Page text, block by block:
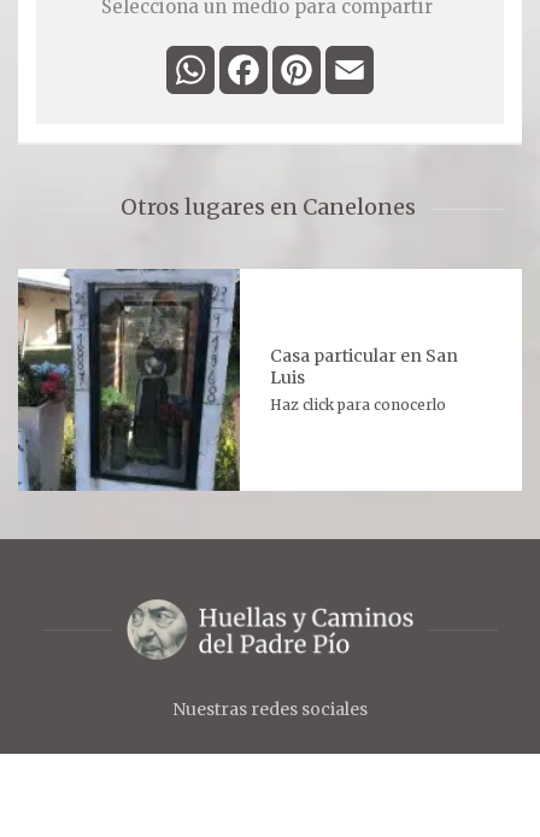
Selecciona un medio para compartir
WhatsAppFacebookPinterest
Otros lugares en Canelones
Casa particular en San
Luis
Haz click para conocerlo
Nuestras redes sociales